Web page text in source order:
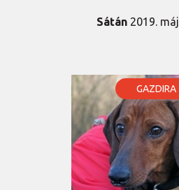
Sátán2019.
GAZDIRA